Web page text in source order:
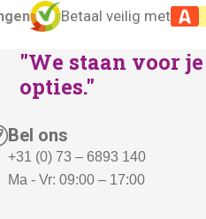
Betaal veilig met
"We staan voor
opties."
Bel ons
+31 (0) 73 – 6893 140
Ma - Vr: 09:00 – 17:00